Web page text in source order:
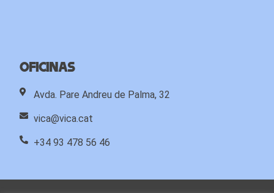
Oficinas
Avda. Pare Andreu de Palma, 32
vica@vica.cat
+34 93 478 56 46